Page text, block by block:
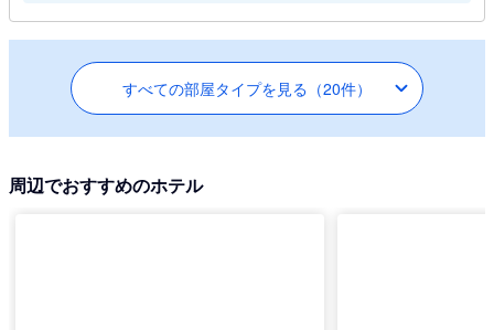
すべての部屋タイプを見る（20件）
周辺でおすすめのホテル